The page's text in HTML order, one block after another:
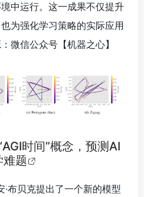
中运行。这一成果不仅提升
为强化学习策略的实际应用
微信公众号【机器之心】
时间”概念，预测AI
难题
布贝克提出了一个新的模型